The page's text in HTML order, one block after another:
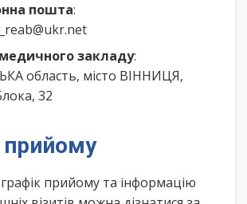
пошта:
закладу:
область, місто ВІННИЦЯ,
32
прийому
прийому та інформацію